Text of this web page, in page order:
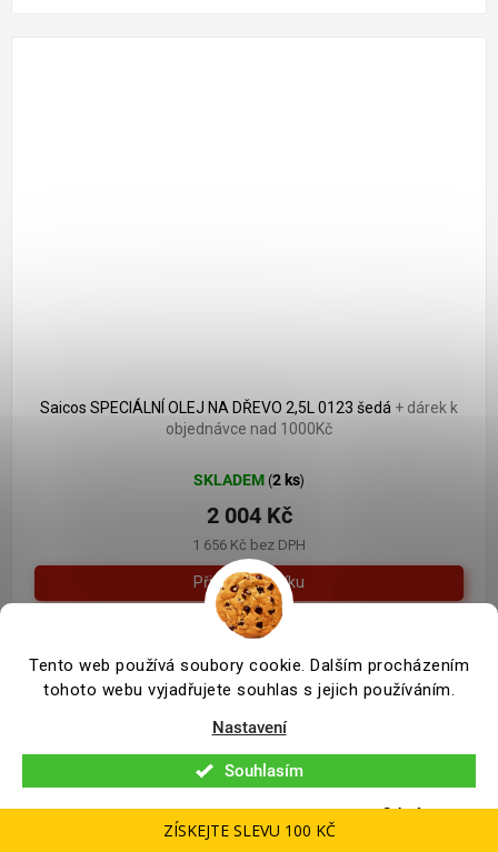
Tento web používá soubory cookie. Dalším procházením
tohoto webu vyjadřujete souhlas s jejich používáním.
Nastavení
Odmítnout
Souhlasím
Saicos SPECIÁLNÍ OLEJ NA DŘEVO 2,5L 0123 šedá + dárek k
objednávce nad 1000Kč
SKLADEM (2 ks)
1 656 Kč bez DPH
2 004 Kč
dřeva.
ZÍSKEJTE SLEVU 100 KČ